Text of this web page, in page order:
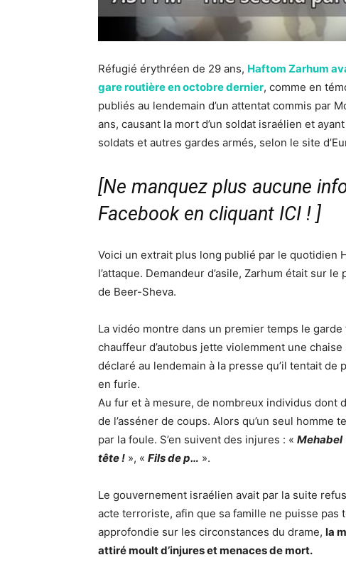
Réfugié érythréen de 29 ans, Haftom Zarhum
gare routière en octobre dernier, comme en
publiés au lendemain d’un attentat commis par
ans, causant la mort d’un soldat israélien et
soldats et autres gardes armés, selon le site
[Ne manquez plus aucune
Facebook en cliquant ICI ! ]
Voici un extrait plus long publié par le quotidien
l’attaque. Demandeur d’asile, Zarhum était sur
de Beer-Sheva.
La vidéo montre dans un premier temps le
chauffeur d’autobus jette violemment une
déclaré au lendemain à la presse qu’il tentait
en furie.
Au fur et à mesure, de nombreux individus dont
de l’asséner de coups. Alors qu’un seul
par la foule. S’en suivent des injures : « Mehabel
tête ! », « Fils de p… ».
Le gouvernement israélien avait par la suite
acte terroriste, afin que sa famille ne puisse pas
approfondie sur les circonstances du drame, la
attiré moult d’injures et menaces de mort.